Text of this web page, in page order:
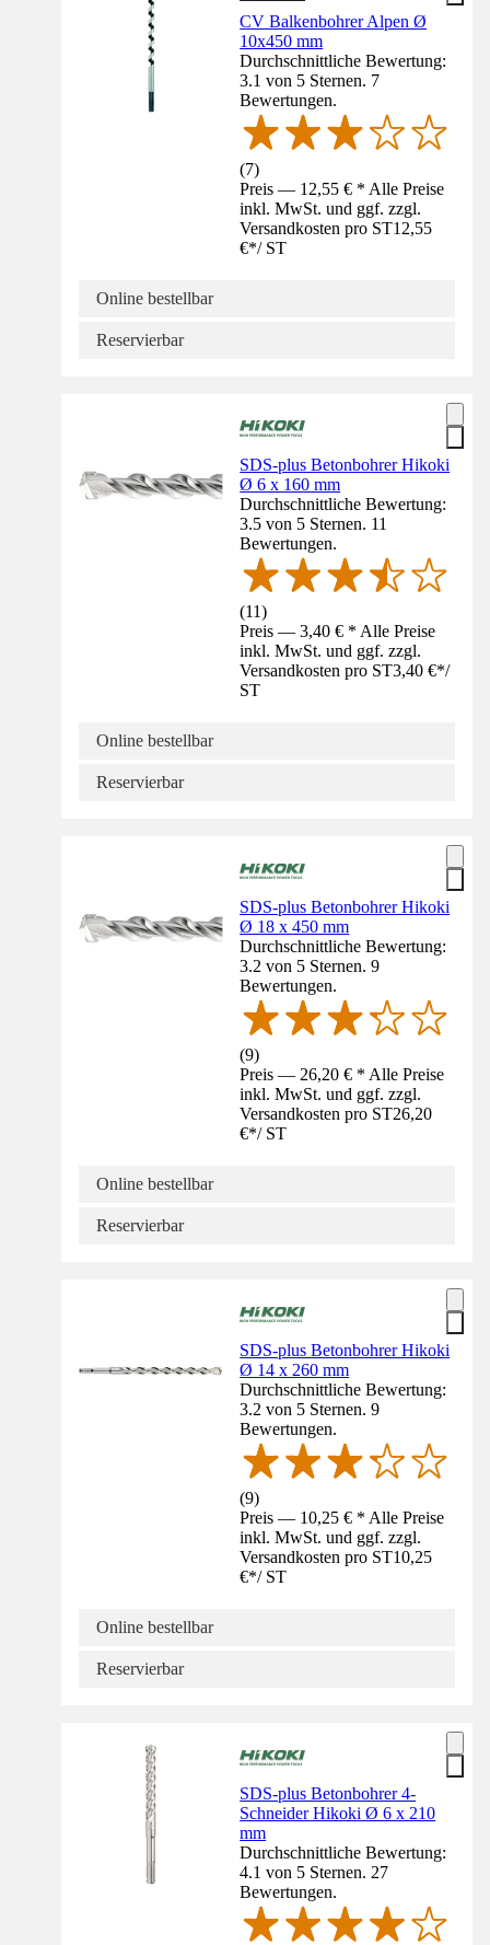
CV Balkenbohrer Alpen Ø
10x450 mm
Durchschnittliche Bewertung:
3.1 von 5 Sternen. 7
Bewertungen.
(7)
Preis — 12,55 € * Alle Preise
inkl. MwSt. und ggf. zzgl.
Versandkosten pro ST12,55
€*/ ST
Online bestellbar
Reservierbar
SDS-plus Betonbohrer Hikoki
Ø 6 x 160 mm
Durchschnittliche Bewertung:
3.5 von 5 Sternen. 11
Bewertungen.
(11)
Preis — 3,40 € * Alle Preise
inkl. MwSt. und ggf. zzgl.
Versandkosten pro ST3,40 €*/
ST
Online bestellbar
Reservierbar
SDS-plus Betonbohrer Hikoki
Ø 18 x 450 mm
Durchschnittliche Bewertung:
3.2 von 5 Sternen. 9
Bewertungen.
(9)
Preis — 26,20 € * Alle Preise
inkl. MwSt. und ggf. zzgl.
Versandkosten pro ST26,20
€*/ ST
Online bestellbar
Reservierbar
SDS-plus Betonbohrer Hikoki
Ø 14 x 260 mm
Durchschnittliche Bewertung:
3.2 von 5 Sternen. 9
Bewertungen.
(9)
Preis — 10,25 € * Alle Preise
inkl. MwSt. und ggf. zzgl.
Versandkosten pro ST10,25
€*/ ST
Online bestellbar
Reservierbar
SDS-plus Betonbohrer 4-
Schneider Hikoki Ø 6 x 210
mm
Durchschnittliche Bewertung:
4.1 von 5 Sternen. 27
Bewertungen.